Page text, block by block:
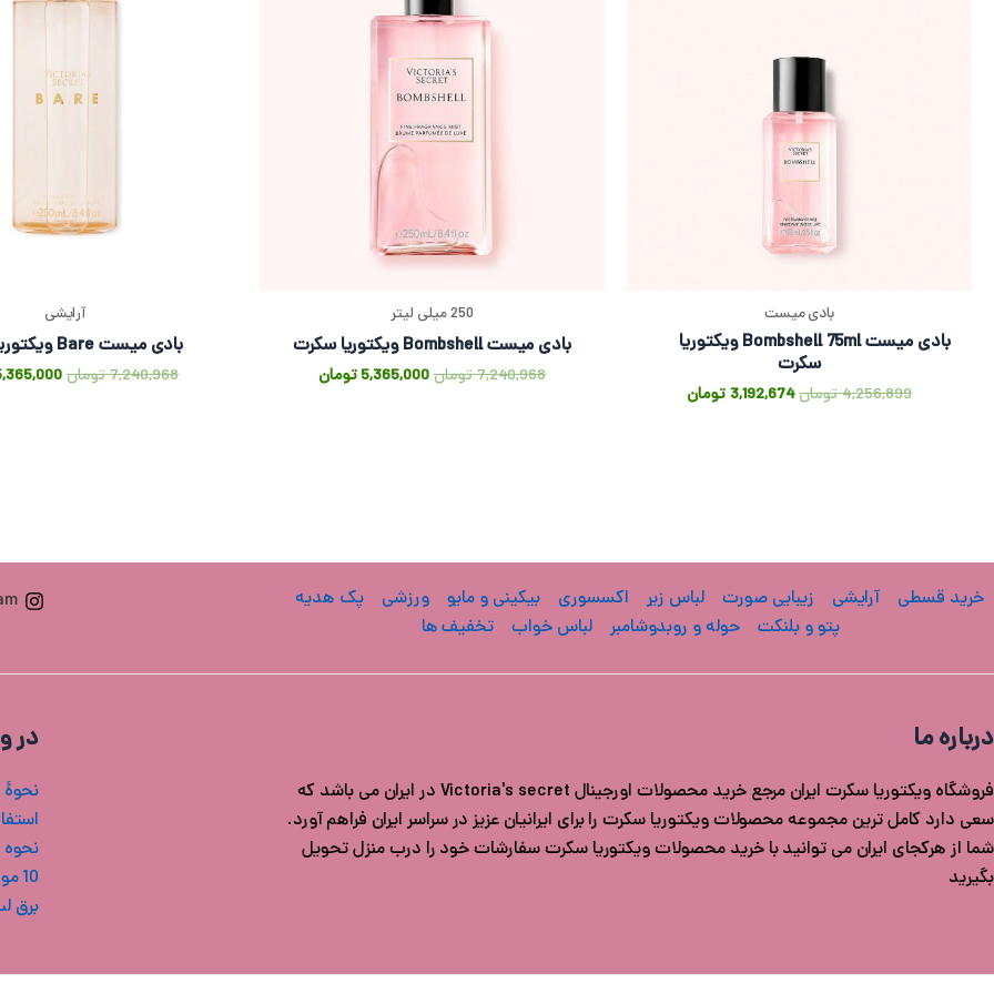
بادی میست
بادی میست Bombshell 75ml ویکتوریا
سکرت
4,256,899تومان3,192,674 تومان
250 میلی لیتر
بادی میست Bombshell ویکتوریا سکرت
7,240,968تومان5,365,000 تومان
آرایشی
بادی میست Bare ویکتوریا سکرت
7,240,968تومان
خرید قسطی آرایشی زیبایی صورت لباس زیر اکسسوری بیکینی و مایو ورزشی
پک هدیه
پتو و بلنکت
حوله و روبدوشامبر لباس خواب تخفیف ها
درباره ما
فروشگاه ویکتوریا سکرت ایران مرجع خرید محصولات اورجینال Victoria's secret در ایران می باشد که
سعی دارد کامل ترین مجموعه محصولات ویکتوریا سکرت را برای ایرانیان عزیز در سراسر ایران فراهم آورد.
شما از هرکجای ایران می توانید با خرید محصولات ویکتوریا سکرت سفارشات خود را درب منزل تحویل
بگیرید
در
10 مورد از بهترین بادی میست های ویکتوریا سکرت
برق